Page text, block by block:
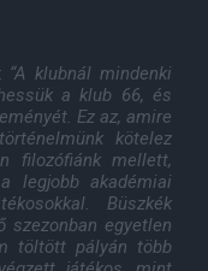
: “A klubnál mindenki
a klub 66, és
Ez az, amire
kötelez
filozófiánk mellett,
legjobb akadémiai
Büszkék
szezonban egyetlen
töltött pályán több